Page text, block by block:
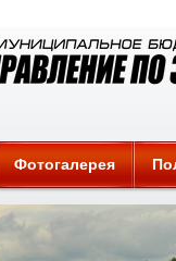
Фотогалерея